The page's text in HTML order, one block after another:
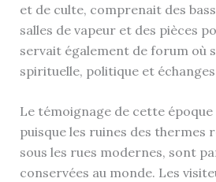
et de culte, comprenait des
salles de vapeur et des pièces
servait également de forum où
spirituelle, politique et
Le témoignage de cette
puisque les ruines des thermes
sous les rues modernes, sont
conservées au monde. Les